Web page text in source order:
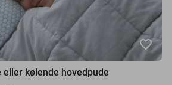
favorite_border
eller kølende hovedpude